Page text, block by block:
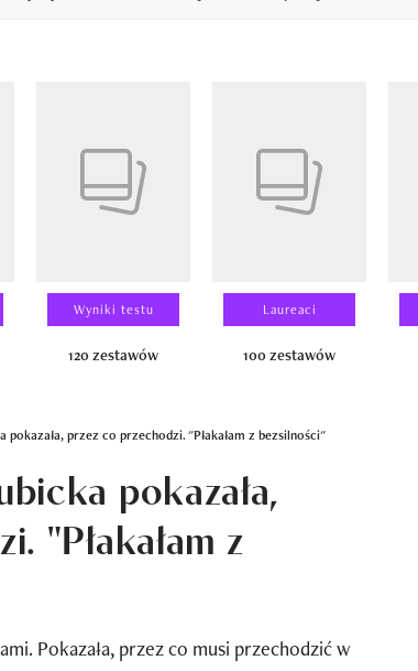
Wyniki testu
120 zestawów
Laureaci
100 zestawów
pokazała, przez co przechodzi. "Płakałam z bezsilności"
pokazała,
"Płakałam z
Pokazała, przez co musi przechodzić w